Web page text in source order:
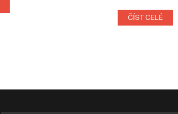
ČÍST CELÉ